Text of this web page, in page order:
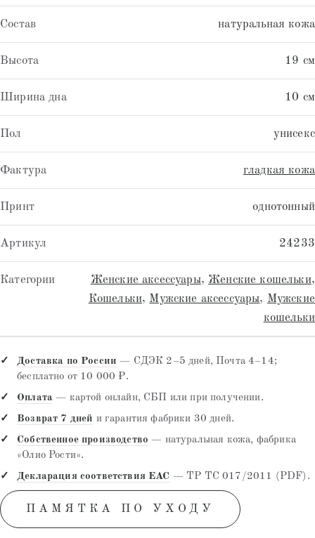
Состав натуральная кожа
Высота 19 см
Ширина дна 10 см
Пол унисекс
Фактура гладкая кожа
Принт однотонный
Артикул 24233
Категории Женские аксессуары, Женские кошельки,
Кошельки, Мужские аксессуары, Мужские
кошельки
Доставка по России — СДЭК 2–5 дней, Почта 4–14;
бесплатно от 10 000 ₽.
Оплата — картой онлайн, СБП или при получении.
Возврат 7 дней и гарантия фабрики 30 дней.
Собственное производство — натуральная кожа, фабрика
«Олио Рости».
Декларация соответствия EAC — ТР ТС 017/2011 (PDF).
ПАМЯТКА ПО УХОДУ